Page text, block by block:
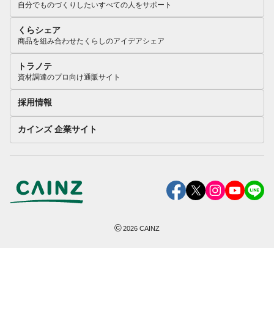
自分でものづくりしたいすべての人をサポート
くらシェア
商品を組み合わせたくらしのアイデアシェア
トラノテ
資材調達のプロ向け通販サイト
採用情報
カインズ 企業サイト
©2026 CAINZ